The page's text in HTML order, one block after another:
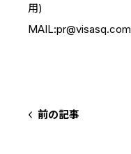
用)
MAIL:pr@visasq.com
前の記事